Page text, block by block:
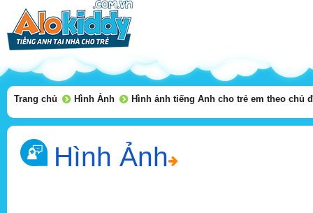
Trang chủ Hình Ảnh Hình ảnh tiếng Anh cho trẻ em theo chủ
Hình Ảnh